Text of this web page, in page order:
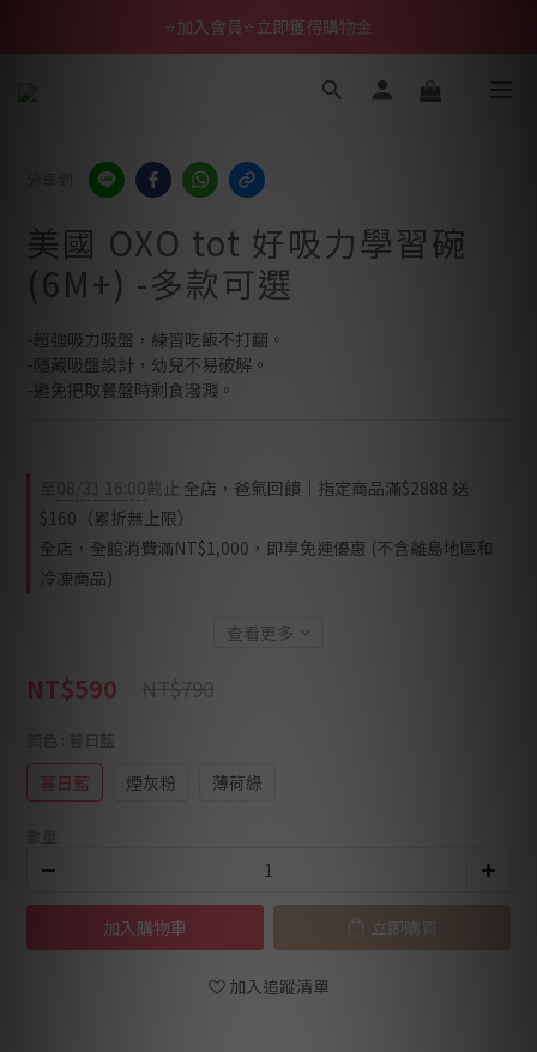
⭐加入會員⭐立即獲得購物金
美國 OXO tot 好吸力學習碗
(6M+) -多款可選
-超強吸力吸盤，練習吃飯不打翻。
-隱藏吸盤設計，幼兒不易破解。
-避免把取餐盤時剩食潑濺。
08/31 16:00截止 全店，爸氣回饋｜指定商品滿$2888 送
$160（累折無上限）
全店，全館消費滿NT$1,000，即享免運優惠 (不含離島地區和
冷凍商品)
查看更多
NT$590 NT$790
: 暮日藍
暮日藍 煙灰粉 薄荷綠
加入購物車 立即購買
加入追蹤清單